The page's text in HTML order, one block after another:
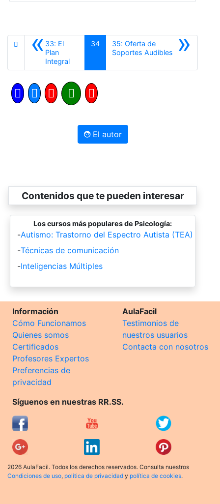
«33: El
Plan
IntegralAnterior
34 »
35: Oferta de
Soportes Audibles Siguiente
El autor
Contenidos que te pueden interesar
Los cursos más populares de Psicología:
-Autismo: Trastorno del Espectro Autista (TEA)
-Técnicas de comunicación
-Inteligencias Múltiples
Información
Cómo Funcionamos
Quienes somos
Certificados
Profesores Expertos
Preferencias de
privacidad
AulaFacil
Testimonios de
nuestros usuarios
Contacta con nosotros
Síguenos en nuestras RR.SS.
2026 AulaFacil. Todos los derechos reservados. Consulta nuestros
Condiciones de uso, política de privacidad y política de cookies.